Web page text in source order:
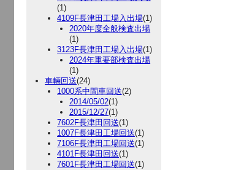
(1)
4109F長津田工場入出場(1)
2020年度全般検査出場
(1)
3123F長津田工場入出場(1)
2024年重要部検査出場
(1)
車輛回送(24)
1000系中間車回送(2)
2014/05/02(1)
2015/12/27(1)
7602F長津田回送(1)
1007F長津田工場回送(1)
7106F長津田工場回送(1)
4101F長津田回送(1)
7601F長津田工場回送(1)